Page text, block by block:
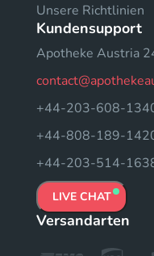
Unsere Richtlinien
Kundensupport
Apotheke Austria
+44-203-608-
+44-808-189-
+44-203-514-
LIVE CHAT
Versandarten